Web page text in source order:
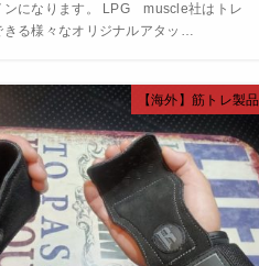
ンになります。 LPG muscle社はトレ
きる様々なオリジナルアタッ…
【海外】筋トレ製品